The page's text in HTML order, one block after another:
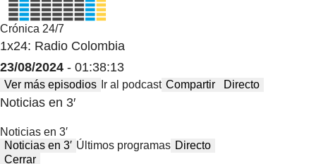
Crónica 24/7
1x24: Radio Colombia
23/08/2024 - 01:38:13
Ver más episodios Ir al podcast Compartir Directo
Noticias en 3′
Noticias en 3′
Noticias en 3′ Últimos programas Directo
Cerrar